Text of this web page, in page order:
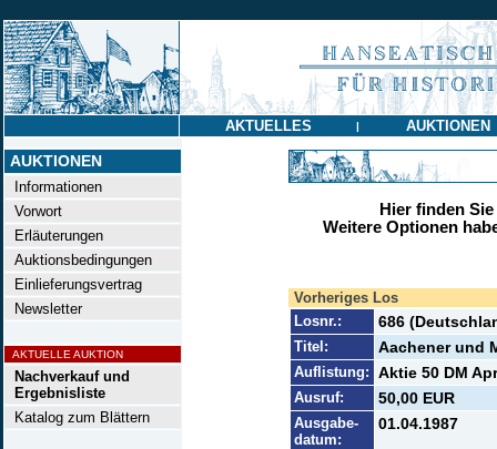
AKTUELLES | AUKTIONEN
AUKTIONEN
Informationen
Vorwort
Erläuterungen
Auktionsbedingungen
Einlieferungsvertrag
Newsletter
AKTUELLE AUKTION
Nachverkauf und
Ergebnisliste
Katalog zum Blättern
Hier finden
Weitere Optionen
Vorheriges Los
Losnr.:
686
Titel: Aachener und
Auflistung: Aktie 50 DM
Ausruf: 50,00 EUR
Ausgabe-
datum:
01.04.1987